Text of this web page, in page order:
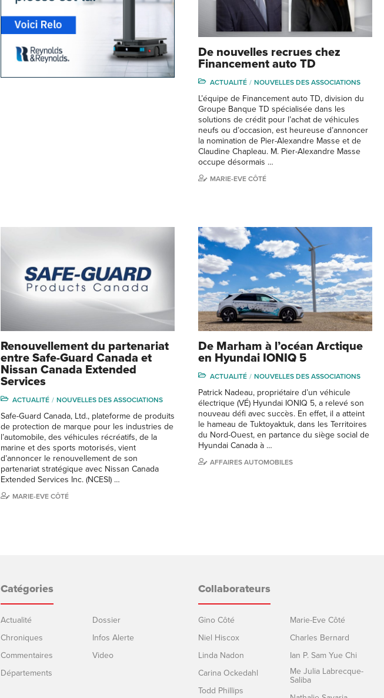
De nouvelles recrues chez
Financement auto TD
ACTUALITÉ NOUVELLES DES ASSOCIATIONS
L’équipe de Financement auto TD, division du
Groupe Banque TD spécialisée dans les
solutions de crédit pour l’achat de véhicules
neufs ou d’occasion, est heureuse d’annoncer
la nomination de Pier-Alexandre Masse et de
Claudine Chapleau. M. Pier-Alexandre Masse
occupe désormais …
MARIE-EVE CÔTÉ
Renouvellement du partenariat
entre Safe-Guard Canada et
Nissan Canada Extended
Services
ACTUALITÉ NOUVELLES DES ASSOCIATIONS
Safe-Guard Canada, Ltd., plateforme de produits
de protection de marque pour les industries de
l’automobile, des véhicules récréatifs, de la
marine et des sports motorisés, vient
d’annoncer le renouvellement de son
partenariat stratégique avec Nissan Canada
Extended Services Inc. (NCESI) …
MARIE-EVE CÔTÉ
De Marham à l’océan Arctique
en Hyundai IONIQ 5
ACTUALITÉ NOUVELLES DES ASSOCIATIONS
Patrick Nadeau, propriétaire d’un véhicule
électrique (VÉ) Hyundai IONIQ 5, a relevé son
nouveau défi avec succès. En effet, il a atteint
le hameau de Tuktoyaktuk, dans les Territoires
du Nord-Ouest, en partance du siège social de
Hyundai Canada à …
AFFAIRES AUTOMOBILES
Catégories
Actualité
Chroniques
Commentaires
Départements
Dossier
Infos Alerte
Video
Collaborateurs
Gino Côté
Niel Hiscox
Linda Nadon
Carina Ockedahl
Todd Phillips
Marie-Eve Côté
Charles Bernard
Ian P. Sam Yue Chi
Me Julia Labrecque-
Saliba